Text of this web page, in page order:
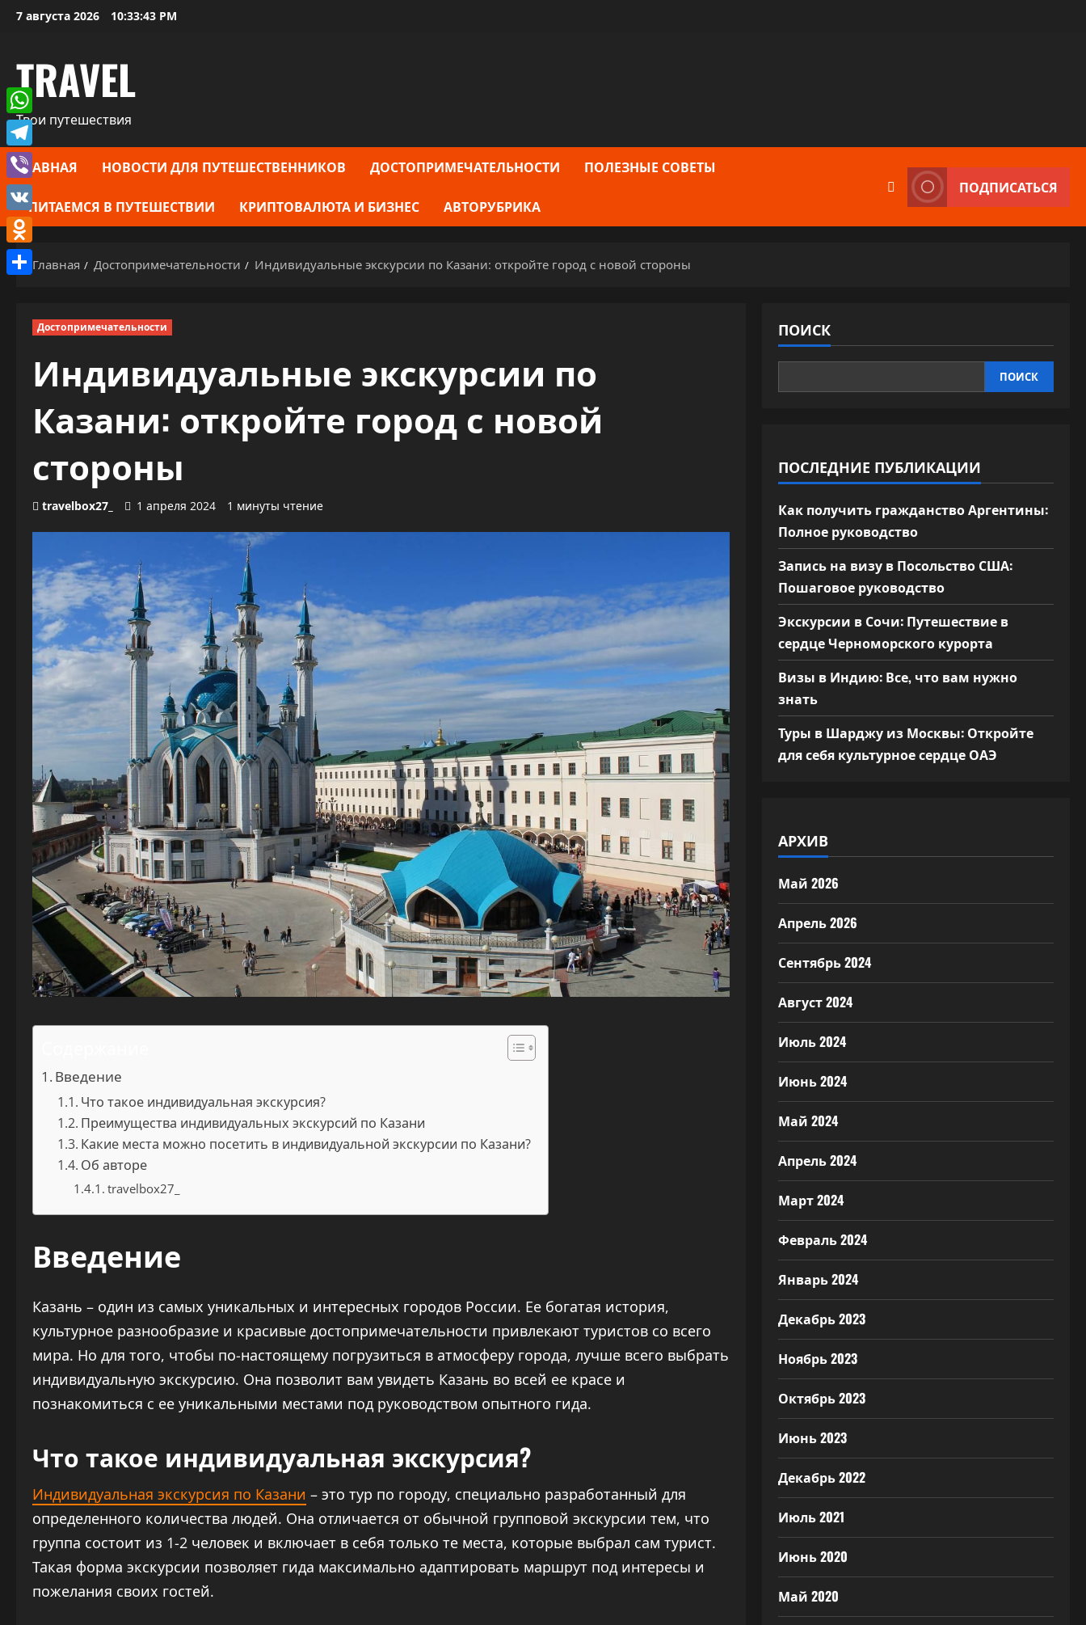
Перейти
7 августа 2026 10:33:44 PM
TRAVEL
Твои путешествия
ГЛАВНАЯ НОВОСТИ ДЛЯ ПУТЕШЕСТВЕННИКОВ ДОСТОПРИМЕЧАТЕЛЬНОСТИ ПОЛЕЗНЫЕ СОВЕТЫ
ПИТАЕМСЯ В ПУТЕШЕСТВИИ КРИПТОВАЛЮТА И БИЗНЕС АВТОРУБРИКА
ПОДПИСАТЬСЯ
Главная Достопримечательности Индивидуальные экскурсии по Казани: откройте город с новой стороны
Достопримечательности
Индивидуальные экскурсии по
Казани: откройте город с новой
стороны
travelbox27_ 1 апреля 2024 1 минуты чтение
Введение
Что такое индивидуальная экскурсия?
Преимущества индивидуальных экскурсий по Казани
Какие места можно посетить в индивидуальной экскурсии по Казани?
Об авторе
travelbox27_
Введение
Казань – один из самых уникальных и интересных городов России. Ее богатая история,
культурное разнообразие и красивые достопримечательности привлекают туристов со всего
мира. Но для того, чтобы по-настоящему погрузиться в атмосферу города, лучше всего выбрать
индивидуальную экскурсию. Она позволит вам увидеть Казань во всей ее красе и
познакомиться с ее уникальными местами под руководством опытного гида.
Что такое индивидуальная экскурсия?
Индивидуальная экскурсия по Казани – это тур по городу, специально разработанный для
определенного количества людей. Она отличается от обычной групповой экскурсии тем, что
группа состоит из 1-2 человек и включает в себя только те места, которые выбрал сам турист.
Такая форма экскурсии позволяет гида максимально адаптировать маршрут под интересы и
пожелания своих гостей.
ПОИСК
ПОИСК
ПОСЛЕДНИЕ ПУБЛИКАЦИИ
Как получить гражданство Аргентины:
Полное руководство
Запись на визу в Посольство США:
Пошаговое руководство
Экскурсии в Сочи: Путешествие в
сердце Черноморского курорта
Визы в Индию: Все, что вам нужно
знать
Туры в Шарджу из Москвы: Откройте
для себя культурное сердце ОАЭ
АРХИВ
Май 2026
Апрель 2026
Сентябрь 2024
Август 2024
Июль 2024
Июнь 2024
Май 2024
Апрель 2024
Март 2024
Февраль 2024
Январь 2024
Декабрь 2023
Ноябрь 2023
Октябрь 2023
Июнь 2023
Декабрь 2022
Июль 2021
Июнь 2020
Май 2020
WhatsApp
Telegram
Viber
VK
Odnoklassniki